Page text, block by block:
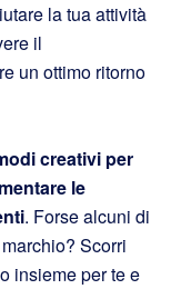
la tua attività
il
un ottimo ritorno
creativi per
le
. Forse alcuni di
Scorri
insieme per te e